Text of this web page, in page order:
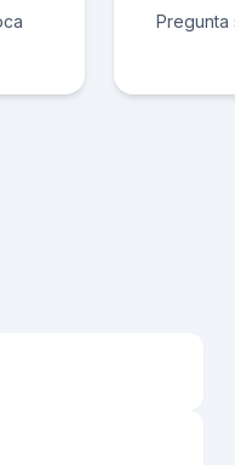
Pregunta